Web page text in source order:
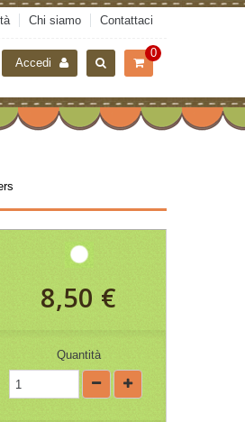
Chi siamo Contattaci
0
Accedi
8,50 €
Quantità